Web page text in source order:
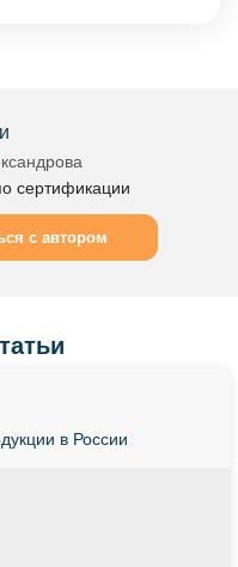
у клиента
сертификации
с автором
в России